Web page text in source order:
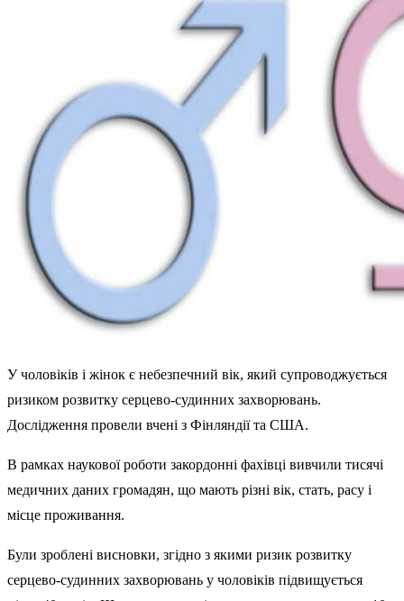
У чоловіків і жінок є небезпечний вік, який супроводжується
ризиком розвитку серцево-судинних захворювань.
Дослідження провели вчені з Фінляндії та США.
В рамках наукової роботи закордонні фахівці вивчили тисячі
медичних даних громадян, що мають різні вік, стать, расу і
місце проживання.
Були зроблені висновки, згідно з якими ризик розвитку
серцево-судинних захворювань у чоловіків підвищується